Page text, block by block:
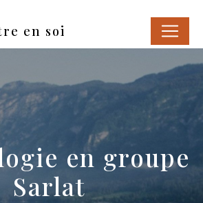
en soi
en groupe
Sarlat